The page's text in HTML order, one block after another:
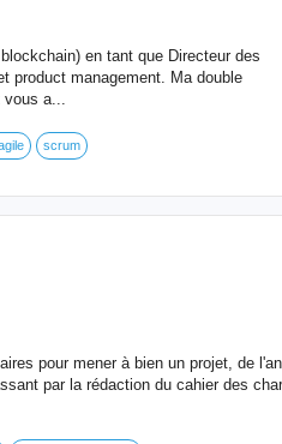
en tant que Directeur des
product management. Ma double
vous a...
scrum
pour mener à bien un projet, de
par la rédaction du cahier des